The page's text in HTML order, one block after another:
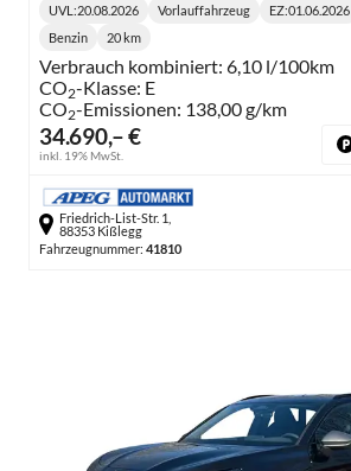
34.690,– €
inkl. 19% MwSt.
Lieferzeit:
UVL :20.08.2026 Vorlauffahrzeug EZ:01.06.2026
Kraftstoff:
Benzin
Kilometerstand:
20 km
Verbrauch kombiniert: 6,10 l/100km
CO2-Klasse: E
CO2-Emissionen: 138,00 g/km
Friedrich-List-Str. 1,
88353 Kißlegg
Fahrzeugnummer: 41810